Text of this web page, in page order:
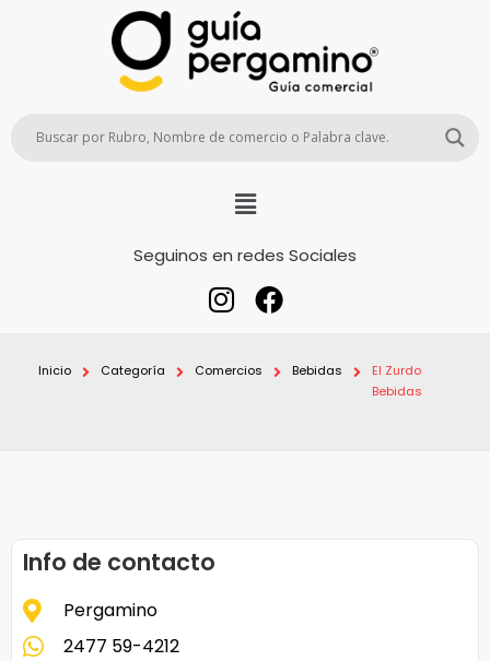
Seguinos en redes Sociales
Inicio Categoría Comercios Bebidas
El Zurdo
Bebidas
Info de contacto
Pergamino
2477 59-4212